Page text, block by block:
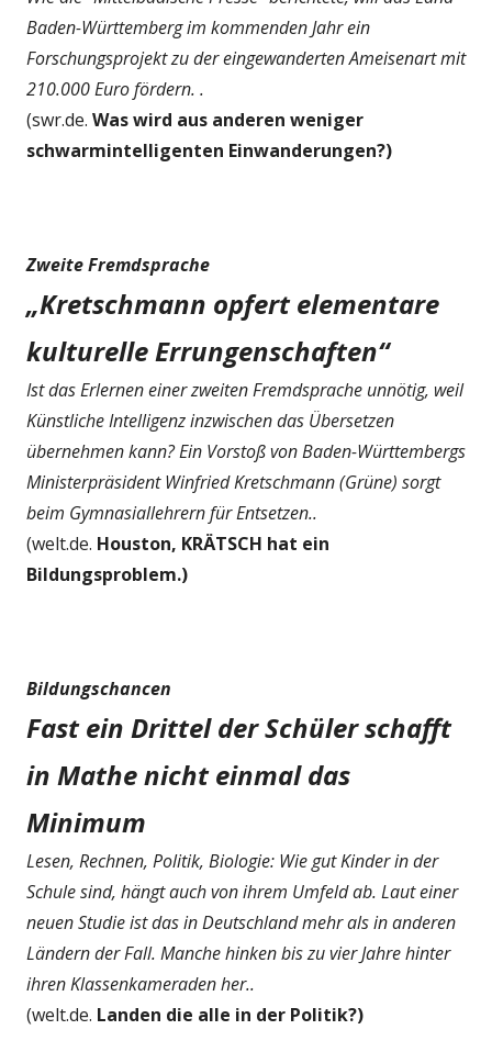
Baden-Württemberg im kommenden Jahr ein
Forschungsprojekt zu der eingewanderten Ameisenart mit
210.000 Euro fördern. .
(swr.de. Was wird aus anderen weniger
schwarmintelligenten Einwanderungen?)
Zweite Fremdsprache
„Kretschmann opfert elementare
kulturelle Errungenschaften“
Ist das Erlernen einer zweiten Fremdsprache unnötig, weil
Künstliche Intelligenz inzwischen das Übersetzen
übernehmen kann? Ein Vorstoß von Baden-Württembergs
Ministerpräsident Winfried Kretschmann (Grüne) sorgt
beim Gymnasiallehrern für Entsetzen..
(welt.de. Houston, KRÄTSCH hat ein
Bildungsproblem.)
Bildungschancen
Fast ein Drittel der Schüler schafft
in Mathe nicht einmal das
Minimum
Lesen, Rechnen, Politik, Biologie: Wie gut Kinder in der
Schule sind, hängt auch von ihrem Umfeld ab. Laut einer
neuen Studie ist das in Deutschland mehr als in anderen
Ländern der Fall. Manche hinken bis zu vier Jahre hinter
ihren Klassenkameraden her..
(welt.de. Landen die alle in der Politik?)